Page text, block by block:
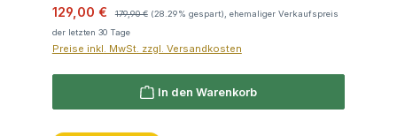
Verkaufspreis:
129,00 € Regulärer Preis:
179,90 € (28.29% gespart), ehemaliger Verkaufspreis
der letzten 30 Tage
Preise inkl. MwSt. zzgl. Versandkosten
In den Warenkorb